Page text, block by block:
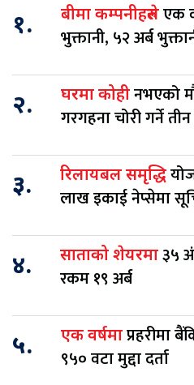
१. बीमा कम्पनीहरुलेएक
भुक्तानी, ५२ अर्ब
२. घरमा कोहीनभएको
गरगहना चोरी गर्ने
३. रिलायबल समृद्धि
लाख इकाई नेप्सेमा
४. साताको शेयरमा३५
रकम १९ अर्ब
५. एक वर्षमाप्रहरीमा
९५० वटा मुद्दा दर्ता